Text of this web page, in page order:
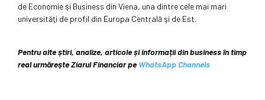
de Economie şi Business din Viena, una dintre cele mai mari
universităţi de profil din Europa Centrală şi de Est.
Pentru alte știri, analize, articole și informații din business în timp
real urmărește Ziarul Financiar pe WhatsApp Channels